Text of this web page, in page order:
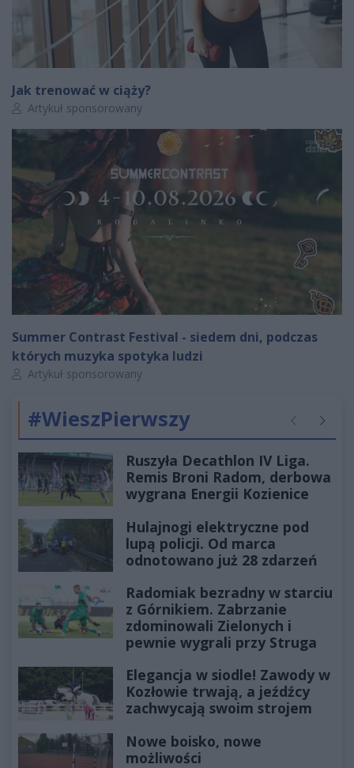
Jak trenować w ciąży?
Autor artykułu:
Artykuł sponsorowany
Summer Contrast Festival - siedem dni, podczas
których muzyka spotyka ludzi
Autor artykułu:
Artykuł sponsorowany
#WieszPierwszy Poprzednie
Ruszyła Decathlon IV Liga.
Remis Broni Radom, derbowa
wygrana Energii Kozienice
Hulajnogi elektryczne pod
lupą policji. Od marca
odnotowano już 28 zdarzeń
Radomiak bezradny w starciu
z Górnikiem. Zabrzanie
zdominowali Zielonych i
pewnie wygrali przy Struga
Elegancja w siodle! Zawody w
Kozłowie trwają, a jeźdźcy
zachwycają swoim strojem
Nowe boisko, nowe
możliwości